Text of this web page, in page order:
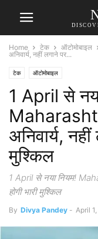
Home टेक ऑटोमोबाइल
अनिवार्य, नहीं लगाने पर...
टेक ऑटोमोबाइल
1 April से
अनिवार्य,
मुश्किल
1 April से नया नियम!
होगी भारी मुश्किल
By Divya Pandey - April